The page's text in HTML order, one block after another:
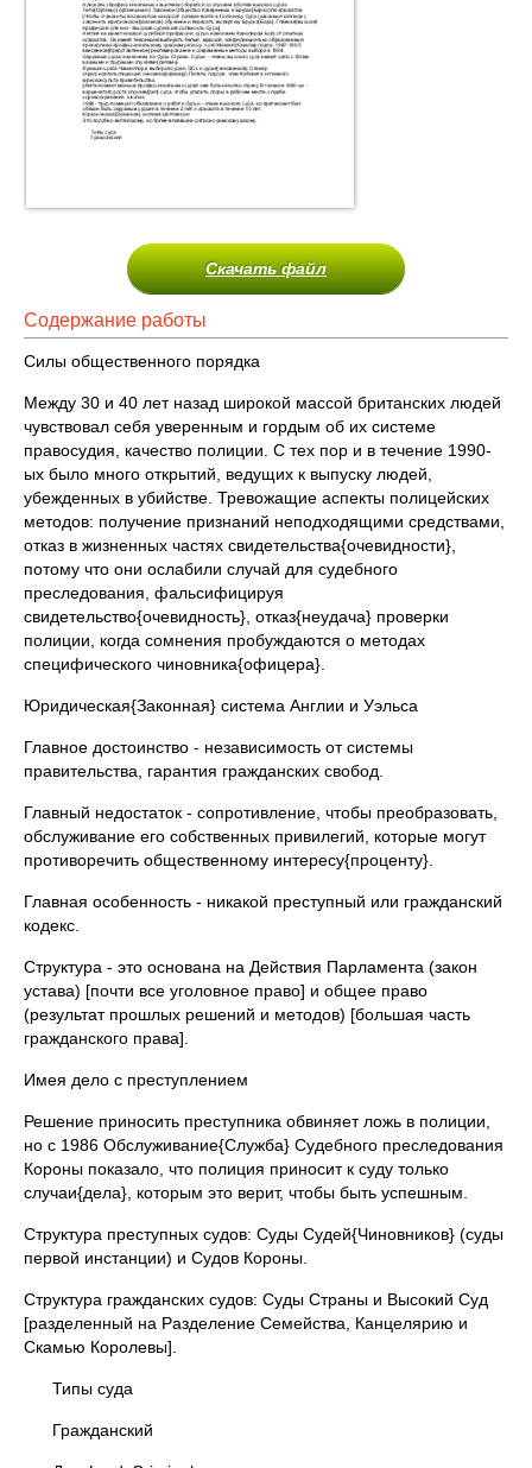
Скачать файл
Содержание работы
Силы общественного порядка
Между 30 и 40 лет назад широкой массой британских людей
чувствовал себя уверенным и гордым об их системе
правосудия, качество полиции. С тех пор и в течение 1990-
ых было много открытий, ведущих к выпуску людей,
убежденных в убийстве. Тревожащие аспекты полицейских
методов: получение признаний неподходящими средствами,
отказ в жизненных частях свидетельства{очевидности},
потому что они ослабили случай для судебного
преследования, фальсифицируя
свидетельство{очевидность}, отказ{неудача} проверки
полиции, когда сомнения пробуждаются о методах
специфического чиновника{офицера}.
Юридическая{Законная} система Англии и Уэльса
Главное достоинство - независимость от системы
правительства, гарантия гражданских свобод.
Главный недостаток - сопротивление, чтобы преобразовать,
обслуживание его собственных привилегий, которые могут
противоречить общественному интересу{проценту}.
Главная особенность - никакой преступный или гражданский
кодекс.
Структура - это основана на Действия Парламента (закон
устава) [почти все уголовное право] и общее право
(результат прошлых решений и методов) [большая часть
гражданского права].
Имея дело с преступлением
Решение приносить преступника обвиняет ложь в полиции,
но с 1986 Обслуживание{Служба} Судебного преследования
Короны показало, что полиция приносит к суду только
случаи{дела}, которым это верит, чтобы быть успешным.
Структура преступных судов: Суды Судей{Чиновников} (суды
первой инстанции) и Судов Короны.
Структура гражданских судов: Суды Страны и Высокий Суд
[разделенный на Разделение Семейства, Канцелярию и
Скамью Королевы].
Типы суда
Гражданский